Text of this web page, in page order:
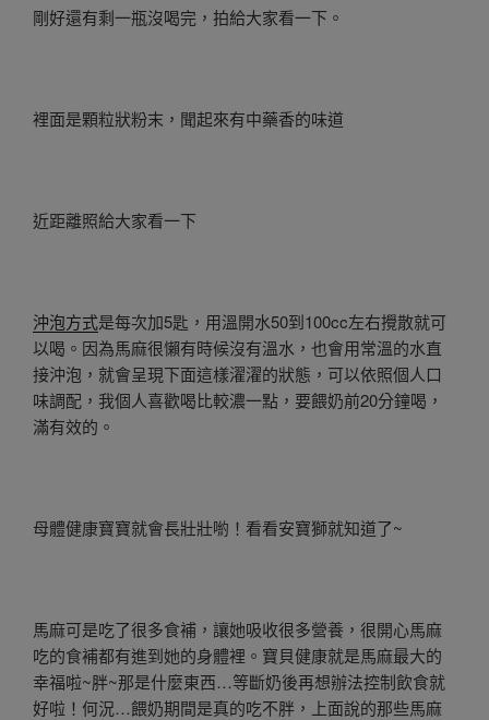
剛好還有剩一瓶沒喝完，拍給大家看一下。
裡面是顆粒狀粉末，聞起來有中藥香的味道
近距離照給大家看一下
沖泡方式是每次加5匙，用溫開水50到100cc左右攪散就可
以喝。因為馬麻很懶有時候沒有溫水，也會用常溫的水直
接沖泡，就會呈現下面這樣濯濯的狀態，可以依照個人口
味調配，我個人喜歡喝比較濃一點，要餵奶前20分鐘喝，
滿有效的。
母體健康寶寶就會長壯壯喲！看看安寶獅就知道了~
馬麻可是吃了很多食補，讓她吸收很多營養，很開心馬麻
吃的食補都有進到她的身體裡。寶貝健康就是馬麻最大的
幸福啦~胖~那是什麼東西…等斷奶後再想辦法控制飲食就
好啦！何況…餵奶期間是真的吃不胖，上面說的那些馬麻